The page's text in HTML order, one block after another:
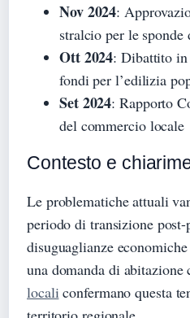
Nov 2024:
stralcio per le sponde
Ott 2024: Dibattito
fondi per l’edilizia
Set 2024: Rapporto
del commercio locale
Contesto e
Le problematiche attuali
periodo di transizione post-
disuguaglianze
una domanda di abitazione
locali confermano questa